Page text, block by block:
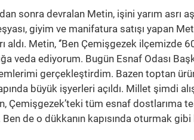
sonra devralan Metin, işini yarım asrı
giyim ve manifatura satışı yapan
aldı. Metin, ‘’Ben Çemişgezek ilçemizde
veda ediyorum. Bugün Esnaf Odası
gerçekleştirdim. Bazen toptan
büyük işyerleri açıldı. Millet şimdi
Çemişgezek’teki tüm esnaf dostlarıma
de o dükkanın kapısında oturmak